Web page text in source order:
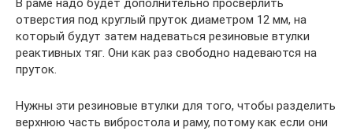
В раме надо будет дополнительно просверлить
отверстия под круглый пруток диаметром 12 мм, на
который будут затем надеваться резиновые втулки
реактивных тяг. Они как раз свободно надеваются на
пруток.
Нужны эти резиновые втулки для того, чтобы разделить
верхнюю часть вибростола и раму, потому как если они